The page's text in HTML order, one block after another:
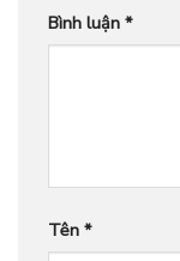
Bình luận *
Tên *